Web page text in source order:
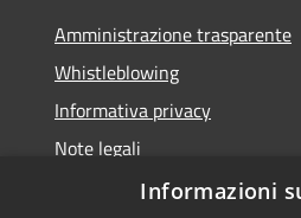
Amministrazione trasparente
Whistleblowing
Informativa privacy
Note legali
Dichiarazione di accessibilità
Informazioni